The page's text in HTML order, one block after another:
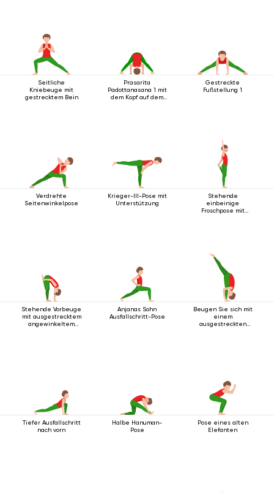
Seitliche
Kniebeuge mit
gestrecktem Bein
Prasarita
Padottanasana 1 mit
dem Kopf auf dem
Gestreckte
Fußstellung 1
Verdrehte
Seitenwinkelpose
Krieger-III-Pose mit
Unterstützung
Stehende
einbeinige
Froschpose mit
Stehende Vorbeuge
mit ausgestrecktem
angewinkeltem
Anjanas Sohn
Ausfallschritt-Pose
Beugen Sie sich mit
einem
ausgestreckten
Tiefer Ausfallschritt
nach vorn
Halbe Hanuman-
Pose
Pose eines alten
Elefanten